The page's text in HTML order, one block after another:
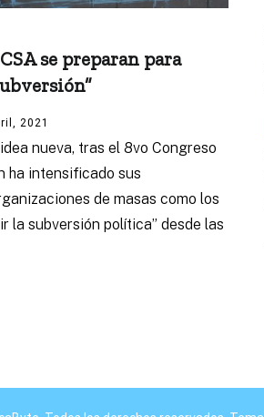
se preparan para
2021
nueva, tras el 8vo Congreso
ha intensificado sus
de masas como los
la subversión política” desde las